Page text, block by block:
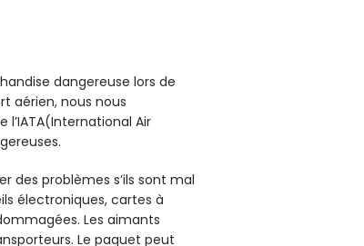
dangereuse lors de
aérien, nous nous
Air
des problèmes s’ils sont mal
électroniques, cartes à
Les aimants
Le paquet peut